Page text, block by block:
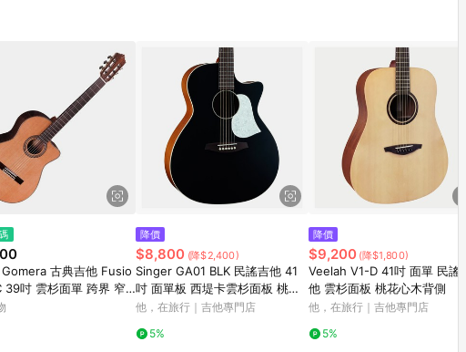
古典吉他 Fusio
39吋 雲杉面單 跨界 窄
桶形【黃石樂器】
降價
$8,800 (降$2,400)
Singer GA01 BLK 民謠吉他 41
吋 面單板 西堤卡雲杉面板 桃花
心木背側
他，在旅行｜吉他專門店
5%
降價
$9,200 (降$1,800)
Veelah V1-D 41吋 面單 民謠吉
他 雲杉面板 桃花心木背側
他，在旅行｜吉他專門店
5%